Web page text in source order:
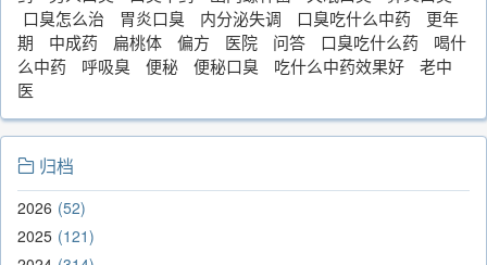
口臭怎么治
胃炎口臭 内分泌失调 口臭吃什么中药
更年
期
中成药 扁桃体 偏方 医院 问答 口臭吃什么药
喝什
么中药
呼吸臭 便秘 便秘口臭 吃什么中药效果好
老中
医
归档
2026 52
2025 121